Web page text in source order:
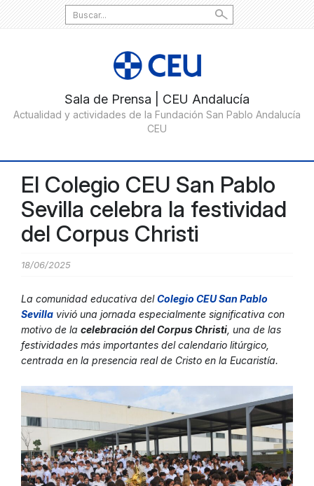
Search
for:
El Colegio CEU San Pablo
Sevilla celebra la festividad
del Corpus Christi
18/06/2025
La comunidad educativa delColegio CEU San Pablo
Sevilla vivió una jornada especialmente significativa con
motivo de la celebración del Corpus Christi , una de las
festividades más importantes del calendario litúrgico,
centrada en la presencia real de Cristo en la Eucaristía.